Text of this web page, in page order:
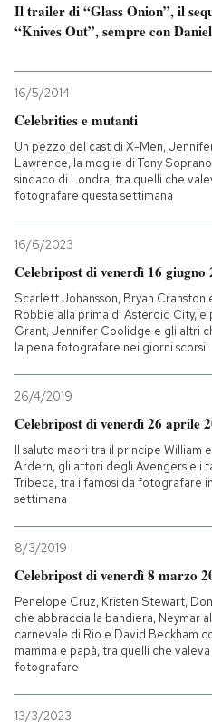
Il trailer di “Glass Onion”, il
“Knives Out”, sempre con
16/5/2014
Celebrities e mutanti
Un pezzo del cast di X-Men,
Lawrence, la moglie di Tony
sindaco di Londra, tra quelli che
fotografare questa settimana
16/6/2023
Celebripost di venerdì 16 giugno
Scarlett Johansson, Bryan Cranston
Robbie alla prima di Asteroid City, e
Grant, Jennifer Coolidge e gli altri
la pena fotografare nei giorni scorsi
26/4/2019
Celebripost di venerdì 26 aprile
Il saluto maori tra il principe William
Ardern, gli attori degli Avengers e i
Tribeca, tra i famosi da fotografare in
settimana
8/3/2019
Celebripost di venerdì 8 marzo
Penelope Cruz, Kristen Stewart,
che abbraccia la bandiera, Neymar al
carnevale di Rio e David Beckham
mamma e papà, tra quelli che
fotografare
13/3/2023